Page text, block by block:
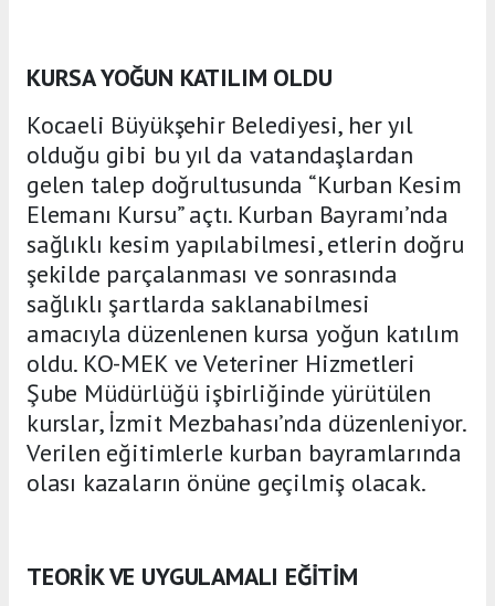
KURSA YOĞUN KATILIM OLDU
Kocaeli Büyükşehir Belediyesi, her yıl
olduğu gibi bu yıl da vatandaşlardan
gelen talep doğrultusunda “Kurban Kesim
Elemanı Kursu” açtı. Kurban Bayramı’nda
sağlıklı kesim yapılabilmesi, etlerin doğru
şekilde parçalanması ve sonrasında
sağlıklı şartlarda saklanabilmesi
amacıyla düzenlenen kursa yoğun katılım
oldu. KO-MEK ve Veteriner Hizmetleri
Şube Müdürlüğü işbirliğinde yürütülen
kurslar, İzmit Mezbahası’nda düzenleniyor.
Verilen eğitimlerle kurban bayramlarında
olası kazaların önüne geçilmiş olacak.
TEORİK VE UYGULAMALI EĞİTİM